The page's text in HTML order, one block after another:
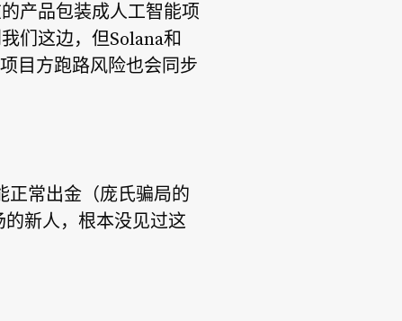
产品包装成人工智能项
们这边，但Solana和
目方跑路风险也会同步
正常出金（庞氏骗局的
新人，根本没见过这